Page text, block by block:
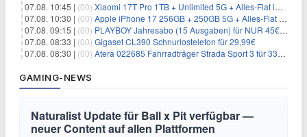
07.08. 10:45 | (00) Xiaomi 17T Pro 1TB + Unlimited 5G + Alles-Flat im o2 Netz für 29,99€/Monat – eff. 1,15€/Monat
07.08. 10:30 | (00) Apple iPhone 17 256GB + 250GB 5G + Alles-Flat im Telekom-Netz für 34€/Monat – eff. 6,29€/Monat
07.08. 09:15 | (00) PLAYBOY Jahresabo (15 Ausgaben) für NUR 45€ (statt 198€)
07.08. 08:33 | (00) Gigaset CL390 Schnurlostelefon für 29,99€
07.08. 08:30 | (00) Atera 022685 Fahrradträger Strada Sport 3 für 337,48€
GAMING-NEWS
Naturalist Update für Ball x Pit verfügbar —
neuer Content auf allen Plattformen